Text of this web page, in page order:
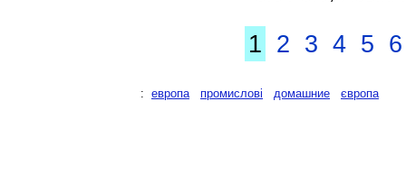
1 2 3 4 5 6
: европа промислові домашние європа